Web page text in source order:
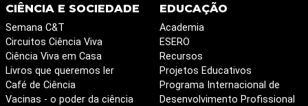
CIÊNCIA E SOCIEDADE
Semana C&T
Circuitos Ciência Viva
Ciência Viva em Casa
Livros que queremos ler
Café de Ciência
Vacinas - o poder da ciência
EDUCAÇÃO
Academia
ESERO
Recursos
Projetos Educativos
Programa Internacional de
Desenvolvimento Profissional